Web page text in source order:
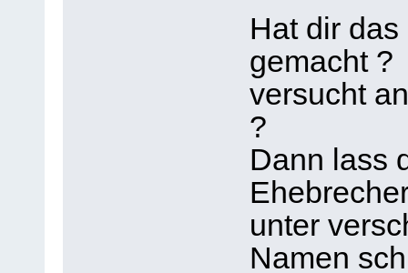
Hat dir
gemacht ?
versucht
?
Dann lass
unter
Namen